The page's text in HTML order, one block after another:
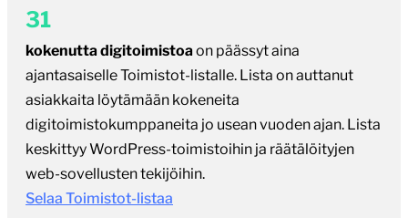
31
kokenutta digitoimistoaon päässyt aina
ajantasaiselle Toimistot-listalle. Lista on auttanut
asiakkaita löytämään kokeneita
digitoimistokumppaneita jo usean vuoden ajan. Lista
keskittyy WordPress-toimistoihin ja räätälöityjen
web-sovellusten tekijöihin.
Selaa Toimistot-listaa